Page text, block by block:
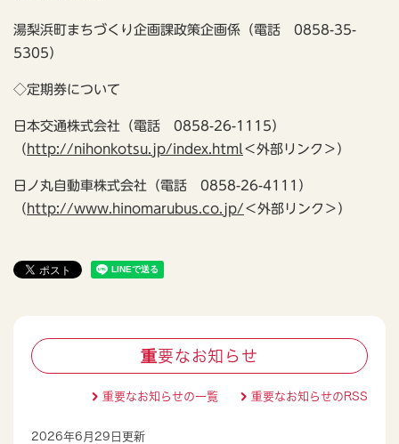
湯梨浜町まちづくり企画課政策企画係（電話 0858-35-
5305）
◇定期券について
日本交通株式会社（電話 0858-26-1115）
（ http://nihonkotsu.jp/index.html ＜外部リンク＞ ）
日ノ丸自動車株式会社（電話 0858-26-4111）
（ http://www.hinomarubus.co.jp/ ＜外部リンク＞ ）
重要なお知らせ
2026年6月29日更新
重要なお知らせの一覧 重要なお知らせのRSS